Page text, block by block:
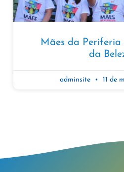
Mães da
da
adminsite 11 de